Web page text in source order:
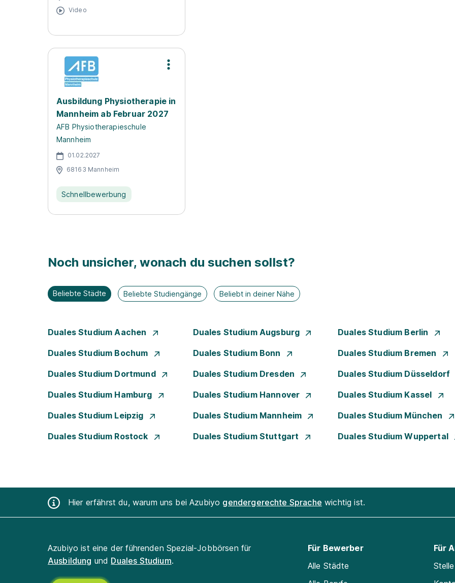
Video
Ausbildung Physiotherapie in
Mannheim ab Februar 2027
AFB Physiotherapieschule
Mannheim
01.02.2027
68163 Mannheim
Schnellbewerbung
Noch unsicher, wonach du suchen sollst?
Beliebte Städte Beliebte Studiengänge Beliebt in deiner Nähe
Duales Studium Aachen Duales Studium Augsburg Duales Studium Berlin
Duales Studium Bochum Duales Studium Bonn Duales Studium Bremen
Duales Studium Dortmund Duales Studium Dresden Duales Studium Düsseldorf
Duales Studium Hamburg Duales Studium Hannover Duales Studium Kassel
Duales Studium Leipzig Duales Studium Mannheim Duales Studium München
Duales Studium Rostock Duales Studium Stuttgart Duales Studium Wuppertal
Hier erfährst du, warum uns bei Azubiyo gendergerechte Sprache wichtig ist.
Azubiyo ist eine der führenden Spezial-Jobbörsen für
Ausbildung und Duales Studium.
Für Bewerber
Alle Städte
Für